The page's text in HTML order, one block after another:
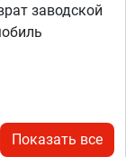
заводской
Показать все